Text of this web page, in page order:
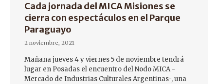
Cada jornada del MICA Misiones se
cierra con espectáculos en el Parque
Paraguayo
2 noviembre, 2021
Mañana jueves 4 y viernes 5 de noviembre tendrá
lugar en Posadas el encuentro del Nodo MICA -
Mercado de Industrias Culturales Argentinas-, una